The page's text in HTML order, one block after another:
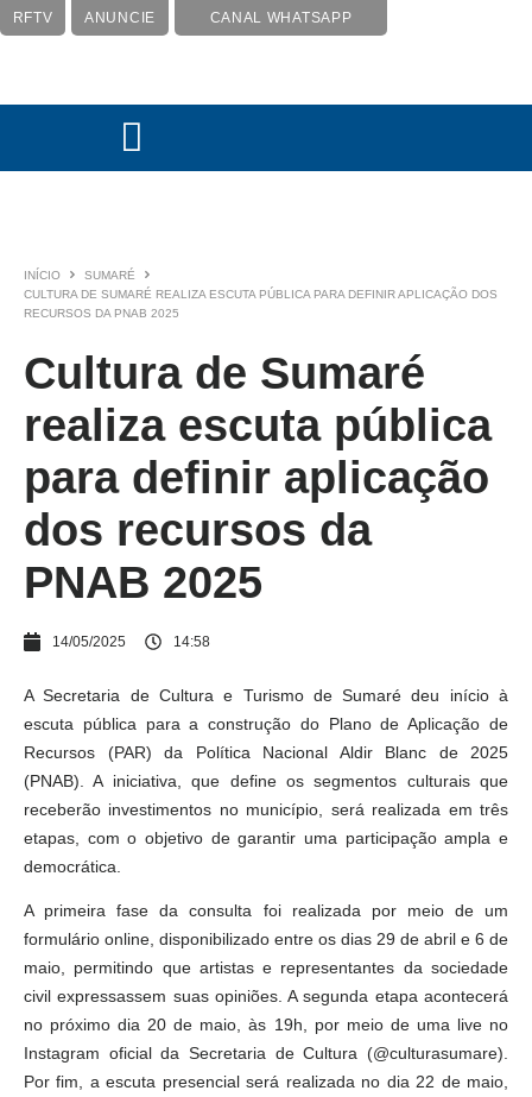
RFTV ANUNCIE CANAL WHATSAPP
INÍCIO
SUMARÉ
CULTURA DE SUMARÉ REALIZA ESCUTA PÚBLICA PARA DEFINIR APLICAÇÃO DOS
RECURSOS DA PNAB 2025
Cultura de Sumaré
realiza escuta pública
para definir aplicação
dos recursos da
PNAB 2025
14/05/2025 14:58
A Secretaria de Cultura e Turismo de Sumaré deu início à
escuta pública para a construção do Plano de Aplicação de
Recursos (PAR) da Política Nacional Aldir Blanc de 2025
(PNAB). A iniciativa, que define os segmentos culturais que
receberão investimentos no município, será realizada em três
etapas, com o objetivo de garantir uma participação ampla e
democrática.
A primeira fase da consulta foi realizada por meio de um
formulário online, disponibilizado entre os dias 29 de abril e 6 de
maio, permitindo que artistas e representantes da sociedade
civil expressassem suas opiniões. A segunda etapa acontecerá
no próximo dia 20 de maio, às 19h, por meio de uma live no
Instagram oficial da Secretaria de Cultura (@culturasumare).
Por fim, a escuta presencial será realizada no dia 22 de maio,